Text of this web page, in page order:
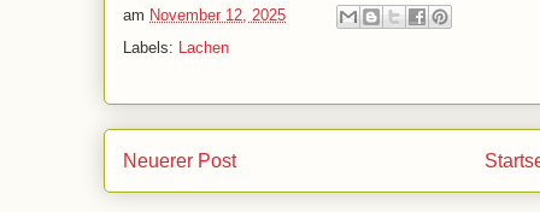
am November 12, 2025
Labels: Lachen
Neuerer Post